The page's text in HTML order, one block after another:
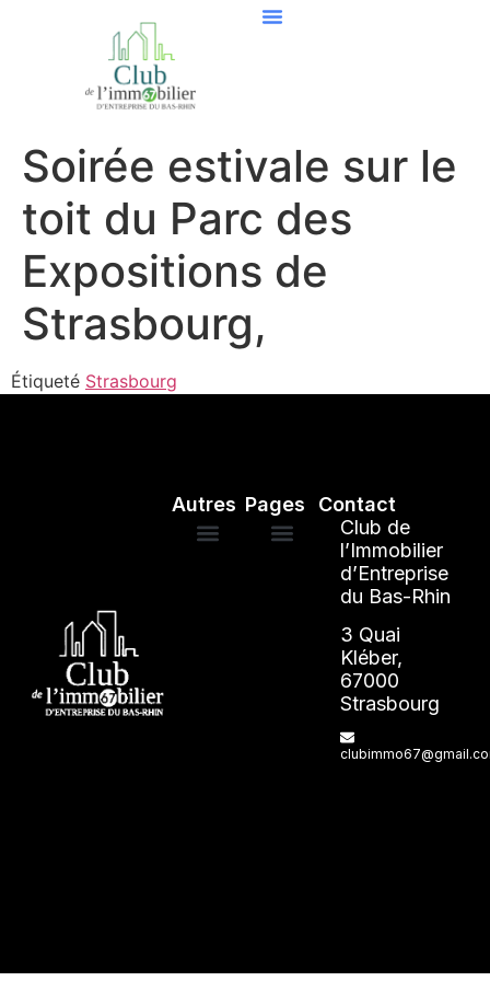
Soirée estivale sur le
toit du Parc des
Expositions de
Strasbourg,
Étiqueté Strasbourg
Pages
Autres
Contact
Club de
l’Immobilier
d’Entreprise
du Bas-Rhin
3 Quai
Kléber,
67000
Strasbourg